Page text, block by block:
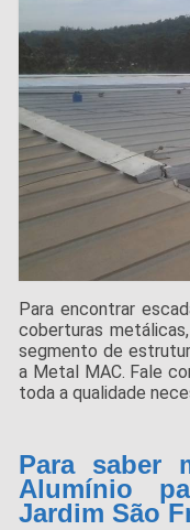
Para encontrar
coberturas
segmento de
a Metal MAC. Fale
toda a qualidade
Para saber
Alumínio
Jardim São